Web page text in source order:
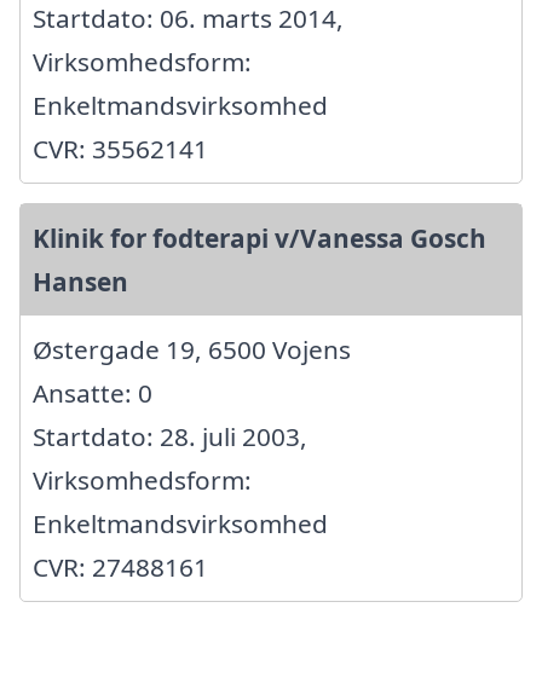
Startdato: 06. marts 2014,
Virksomhedsform:
Enkeltmandsvirksomhed
CVR: 35562141
Klinik for fodterapi v/Vanessa Gosch
Hansen
Østergade 19, 6500 Vojens
Ansatte: 0
Startdato: 28. juli 2003,
Virksomhedsform:
Enkeltmandsvirksomhed
CVR: 27488161